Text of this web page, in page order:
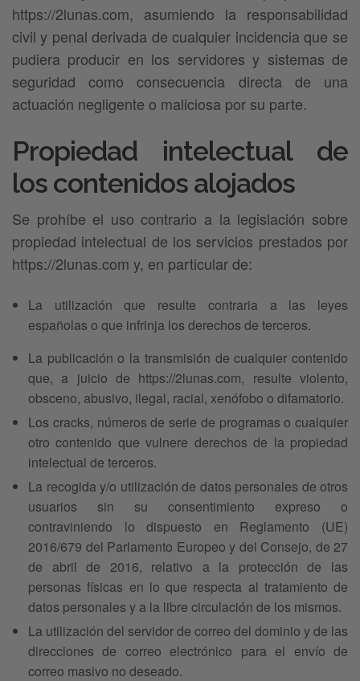
https://2lunas.com, asumiendo la responsabilidad
civil y penal derivada de cualquier incidencia que se
pudiera producir en los servidores y sistemas de
seguridad como consecuencia directa de una
actuación negligente o maliciosa por su parte.
Propiedad intelectual de
los contenidos alojados
Se prohíbe el uso contrario a la legislación sobre
propiedad intelectual de los servicios prestados por
https://2lunas.com y, en particular de:
La utilización que resulte contraria a las leyes
españolas o que infrinja los derechos de terceros.
La publicación o la transmisión de cualquier contenido
que, a juicio de https://2lunas.com, resulte violento,
obsceno, abusivo, ilegal, racial, xenófobo o difamatorio.
Los cracks, números de serie de programas o cualquier
otro contenido que vulnere derechos de la propiedad
intelectual de terceros.
La recogida y/o utilización de datos personales de otros
usuarios sin su consentimiento expreso o
contraviniendo lo dispuesto en Reglamento (UE)
2016/679 del Parlamento Europeo y del Consejo, de 27
de abril de 2016, relativo a la protección de las
personas físicas en lo que respecta al tratamiento de
datos personales y a la libre circulación de los mismos.
La utilización del servidor de correo del dominio y de las
direcciones de correo electrónico para el envío de
correo masivo no deseado.